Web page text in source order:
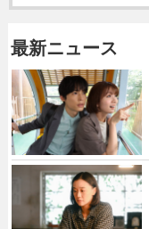
最新ニュース